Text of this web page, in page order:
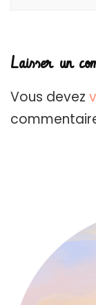
Laisser un
Vous devez